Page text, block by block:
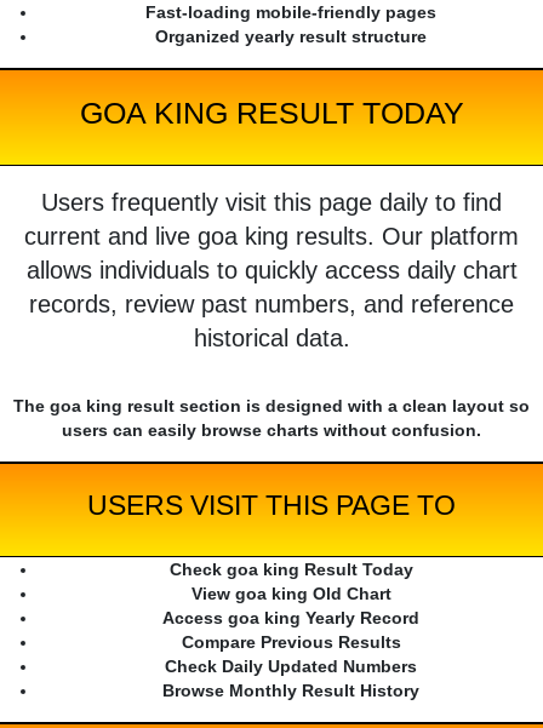
Fast-loading mobile-friendly pages
Organized yearly result structure
GOA KING RESULT TODAY
Users frequently visit this page daily to find
current and live goa king results. Our platform
allows individuals to quickly access daily chart
records, review past numbers, and reference
historical data.
The goa king result section is designed with a clean layout so
users can easily browse charts without confusion.
USERS VISIT THIS PAGE TO
Check goa king Result Today
View goa king Old Chart
Access goa king Yearly Record
Compare Previous Results
Check Daily Updated Numbers
Browse Monthly Result History